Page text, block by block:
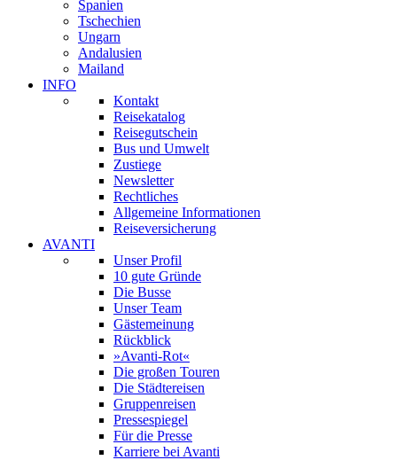
Spanien
Tschechien
Ungarn
Andalusien
Mailand
INFO
Kontakt
Reisekatalog
Reisegutschein
Bus und Umwelt
Zustiege
Newsletter
Rechtliches
Allgemeine Informationen
Reiseversicherung
AVANTI
Unser Profil
10 gute Gründe
Die Busse
Unser Team
Gästemeinung
Rückblick
»Avanti-Rot«
Die großen Touren
Die Städtereisen
Gruppenreisen
Pressespiegel
Für die Presse
Karriere bei Avanti